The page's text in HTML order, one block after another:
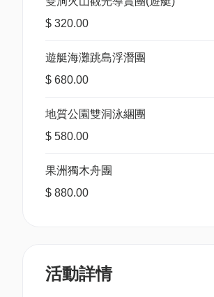
$ 320.00
遊艇海灘跳島浮潛團
$ 680.00
地質公園雙洞泳綑團
$ 580.00
果洲獨木舟團
$ 880.00
活動詳情